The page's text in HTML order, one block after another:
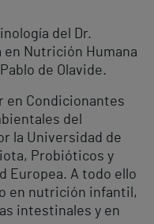
del Dr.
en Nutrición Humana
de Olavide.
en Condicionantes
del
la Universidad de
Probióticos y
Europea. A todo ello
en nutrición infantil,
intestinales y en